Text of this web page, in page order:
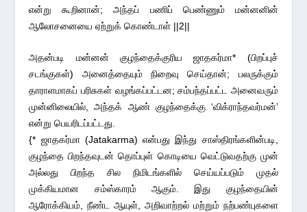
என்று கூறினான்; அந்தப் பணிப் பெண்ணும் மன்னனின்
ஆலோசனையை ஏற்றுக் கொண்டாள் ||2||
அதன்படி மன்னன் குழந்தைக்குரிய ஜாதகர்மா* (பிறப்புச்
சடங்குகள்) அனைத்தையும் நிறைவு செய்தான்; பலருக்கும்
தாராளமாகப் பரிசுகள் வழங்கப்பட்டன; சம்பந்தப்பட்ட அனைவரும்
முன்னிலையில், அந்தக் ஆண் குழந்தைக்கு ‘விக்ராந்தவர்மன்’
என்று பெயரிடப்பட்டது.
{* ஜாதகர்மா (Jatakarma) என்பது இந்து சாஸ்திரங்களின்படி,
குழந்தை பிறந்தவுடன் தொப்புள் கொடியை வெட்டுவதற்கு முன்
அல்லது பிறந்த சில நிமிடங்களில் செய்யப்படும் முதல்
முக்கியமான சம்ஸ்காரம் ஆகும். இது குழந்தையின்
ஆரோக்கியம், நீண்ட ஆயுள், அறிவாற்றல் மற்றும் நற்பண்புகளை